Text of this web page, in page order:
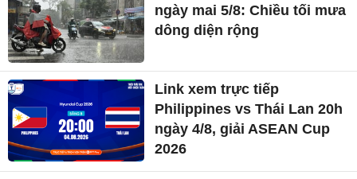
ngày mai 5/8: Chiều tối mưa
dông diện rộng
Link xem trực tiếp
Philippines vs Thái Lan 20h
ngày 4/8, giải ASEAN Cup
2026